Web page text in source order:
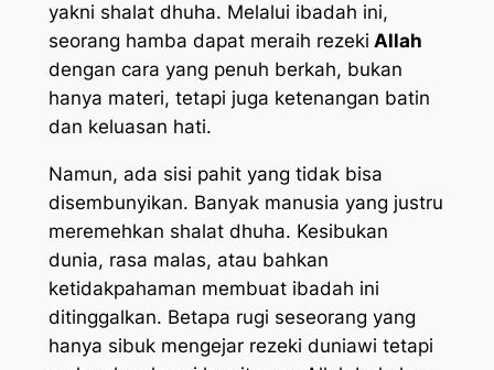
yakni shalat dhuha. Melalui ibadah ini,
seorang hamba dapat meraih rezeki Allah
dengan cara yang penuh berkah, bukan
hanya materi, tetapi juga ketenangan batin
dan keluasan hati.
Namun, ada sisi pahit yang tidak bisa
disembunyikan. Banyak manusia yang justru
meremehkan shalat dhuha. Kesibukan
dunia, rasa malas, atau bahkan
ketidakpahaman membuat ibadah ini
ditinggalkan. Betapa rugi seseorang yang
hanya sibuk mengejar rezeki duniawi tetapi